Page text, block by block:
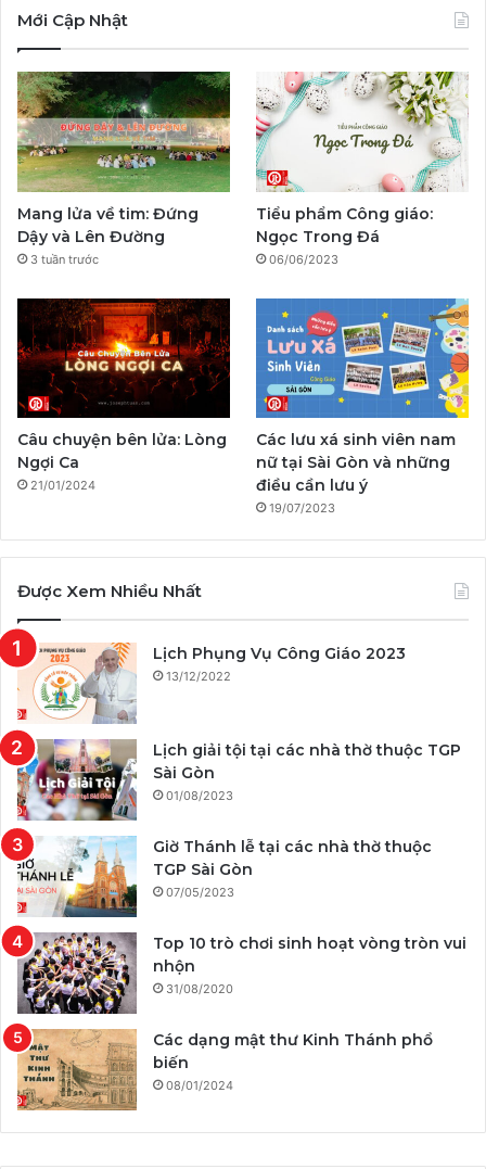
c
b
o
o
k
u
b
e
a
g
r
a
a
g
r
a
m
o
k
Mới Cập Nhật
Mang lửa về tim: Đứng
Dậy và Lên Đường
3 tuần trước
Tiểu phẩm Công giáo:
Ngọc Trong Đá
06/06/2023
Câu chuyện bên lửa: Lòng
Ngợi Ca
21/01/2024
Các lưu xá sinh viên nam
nữ tại Sài Gòn và những
điều cần lưu ý
19/07/2023
Được Xem Nhiều Nhất
Lịch Phụng Vụ Công Giáo 2023
13/12/2022
Lịch giải tội tại các nhà thờ thuộc TGP
Sài Gòn
01/08/2023
Giờ Thánh lễ tại các nhà thờ thuộc
TGP Sài Gòn
07/05/2023
Top 10 trò chơi sinh hoạt vòng tròn vui
nhộn
31/08/2020
Các dạng mật thư Kinh Thánh phổ
biến
08/01/2024